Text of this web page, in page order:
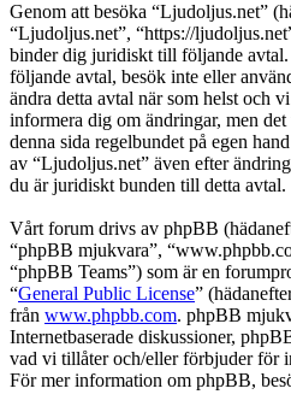
Genom att besöka “Ljudoljus.net”
“Ljudoljus.net”, “https://
binder dig juridiskt till följande
följande avtal, besök inte eller
ändra detta avtal när som helst och
informera dig om ändringar, men
denna sida regelbundet på egen
av “Ljudoljus.net” även efter
du är juridiskt bunden till detta avtal.
Vårt forum drivs av phpBB
“phpBB mjukvara”,
“phpBB Teams”) som är en
“General Public License”
från www.phpbb.com. phpBB
Internetbaserade diskussioner,
vad vi tillåter och/eller förbjuder för
För mer information om phpBB,